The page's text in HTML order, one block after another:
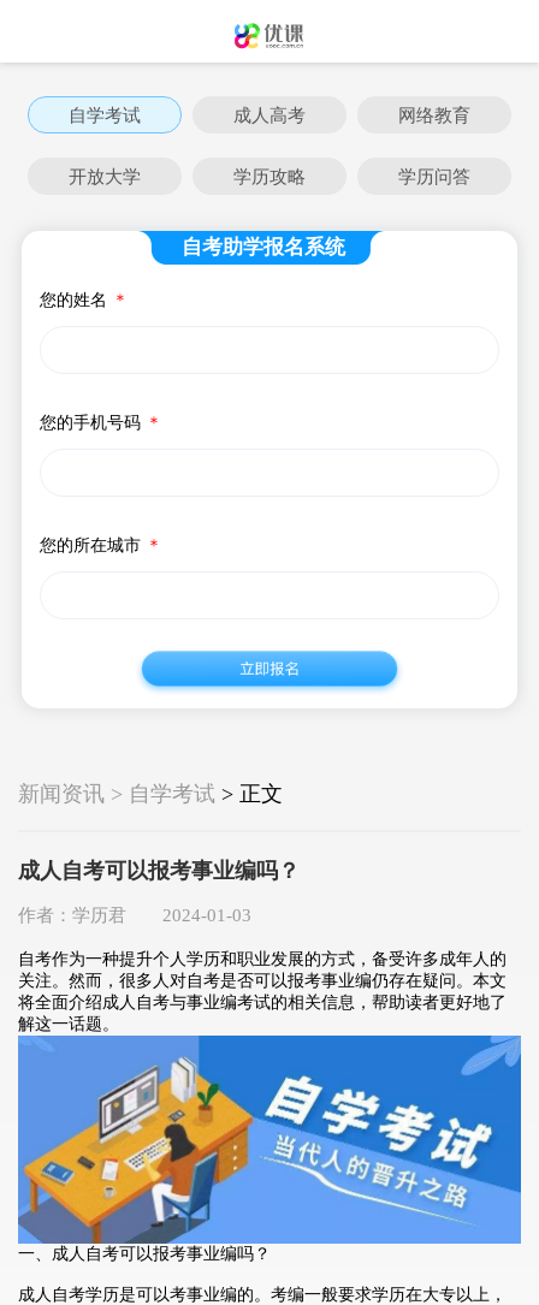
自学考试 成人高考 网络教育
开放大学 学历攻略 学历问答
自考助学报名系统
您的姓名 ＊
您的手机号码 ＊
您的所在城市 ＊
新闻资讯 > 自学考试 > 正文
成人自考可以报考事业编吗？
作者：学历君 2024-01-03
自考作为一种提升个人学历和职业发展的方式，备受许多成年人的
关注。然而，很多人对自考是否可以报考事业编仍存在疑问。本文
将全面介绍成人自考与事业编考试的相关信息，帮助读者更好地了
解这一话题。
一、成人自考可以报考事业编吗？
成人自考学历是可以考事业编的。考编一般要求学历在大专以上，